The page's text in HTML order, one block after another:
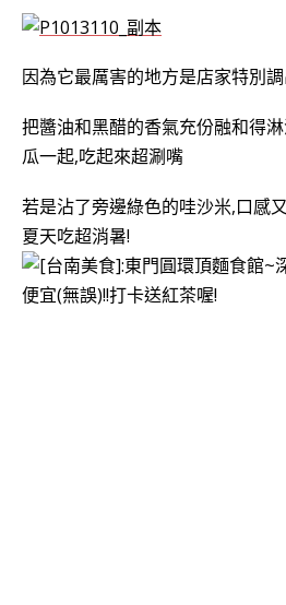
因為它最厲害的地方是店家特別
把醬油和黑醋的香氣充份融和得
瓜一起,吃起來超涮嘴
若是沾了旁邊綠色的哇沙米,口感
夏天吃超消暑!